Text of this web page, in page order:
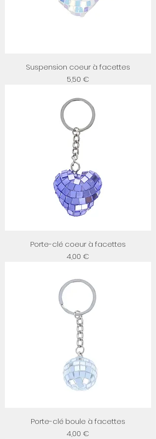
Suspension coeur à facettes
Prix
5,50 €
Porte-clé coeur à facettes
Prix
4,00 €
Porte-clé boule à facettes
Prix
4,00 €